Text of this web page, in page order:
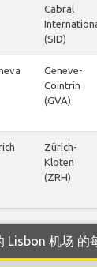
Cabral
(SID)
Geneve-
Cointrin
(GVA)
Zürich-
Kloten
(ZRH)
Lisbon 机场 的